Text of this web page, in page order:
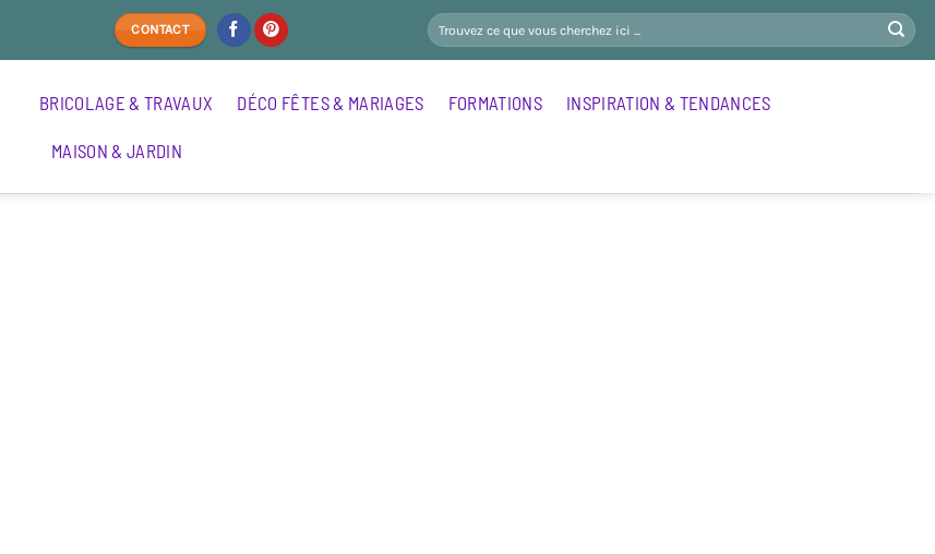
CONTACT
BRICOLAGE & TRAVAUX DÉCO FÊTES & MARIAGES FORMATIONS INSPIRATION & TENDANCES
MAISON & JARDIN